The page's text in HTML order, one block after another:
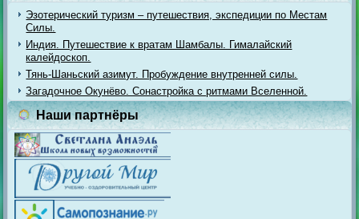
Эзотерический туризм – путешествия, экспедиции по Местам
Силы.
Индия. Путешествие к вратам Шамбалы. Гималайский
калейдоскоп.
Тянь-Шаньский азимут. Пробуждение внутренней силы.
Загадочное Окунёво. Сонастройка с ритмами Вселенной.
Наши партнёры